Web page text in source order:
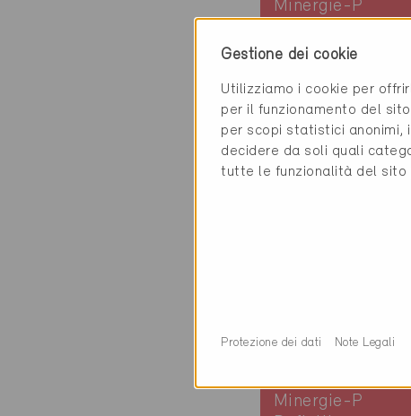
Minergie-P
Nuova
Risanamento,
Abitazioni PF
AG-633-P
Minergie-P
Gestione dei cookie
Utilizziamo i cookie per
per il funzionamento del
per scopi statistici anonimi,
decidere da soli quali
tutte le funzionalità del sito
Protezione dei dati Note Legali